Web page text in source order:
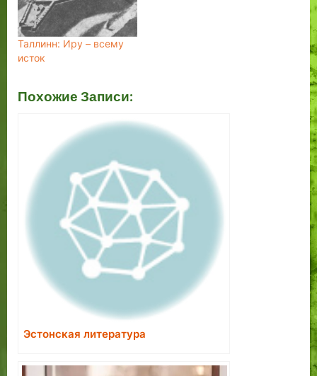
Таллинн: Иру – всему
исток
Похожие Записи:
Эстонская литература